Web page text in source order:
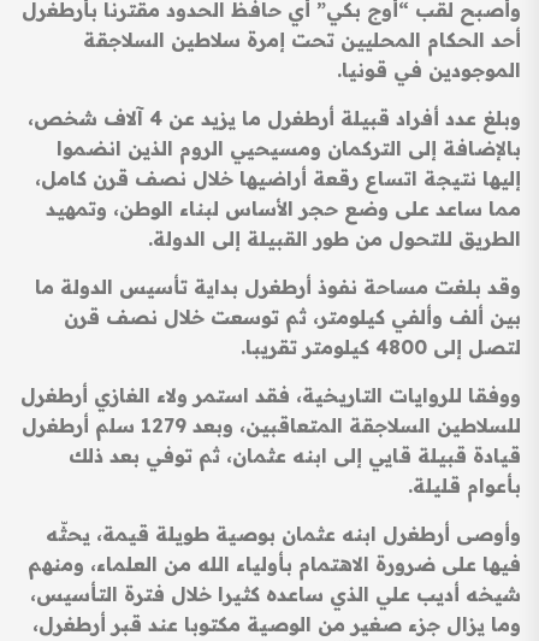
وأصبح لقب “أوج بكي” أي حافظ الحدود مقترنا بأرطغرل
أحد الحكام المحليين تحت إمرة سلاطين السلاجقة
الموجودين في قونيا.
وبلغ عدد أفراد قبيلة أرطغرل ما يزيد عن 4 آلاف شخص،
بالإضافة إلى التركمان ومسيحيي الروم الذين انضموا
إليها نتيجة اتساع رقعة أراضيها خلال نصف قرن كامل،
مما ساعد على وضع حجر الأساس لبناء الوطن، وتمهيد
الطريق للتحول من طور القبيلة إلى الدولة.
وقد بلغت مساحة نفوذ أرطغرل بداية تأسيس الدولة ما
بين ألف وألفي كيلومتر، ثم توسعت خلال نصف قرن
لتصل إلى 4800 كيلومتر تقريبا.
ووفقا للروايات التاريخية، فقد استمر ولاء الغازي أرطغرل
للسلاطين السلاجقة المتعاقبين، وبعد 1279 سلم أرطغرل
قيادة قبيلة قايي إلى ابنه عثمان، ثم توفي بعد ذلك
بأعوام قليلة.
وأوصى أرطغرل ابنه عثمان بوصية طويلة قيمة، يحثّه
فيها على ضرورة الاهتمام بأولياء الله من العلماء، ومنهم
شيخه أديب علي الذي ساعده كثيرا خلال فترة التأسيس،
وما يزال جزء صغير من الوصية مكتوبا عند قبر أرطغرل،